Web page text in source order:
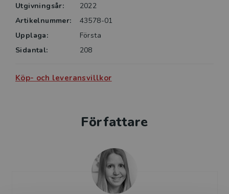
Utgivningsår:
2022
Artikelnummer:
43578-01
Upplaga:
Första
Sidantal:
208
Köp- och leveransvillkor
Författare